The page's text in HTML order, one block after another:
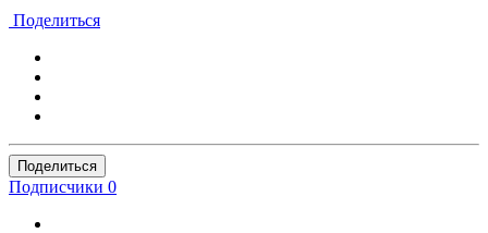
Поделиться
Поделиться
Подписчики 0